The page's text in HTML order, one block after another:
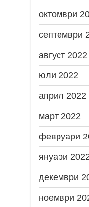
октомври
септември
август 2022
юли 2022
април 2022
март 2022
февруари
януари 2022
декември
ноември